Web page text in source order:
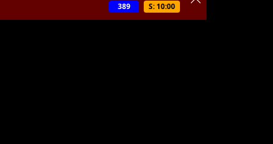
S: 10:00
389